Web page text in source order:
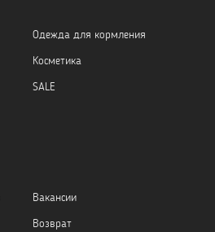
Одежда для кормления
Косметика
SALE
Вакансии
Возврат